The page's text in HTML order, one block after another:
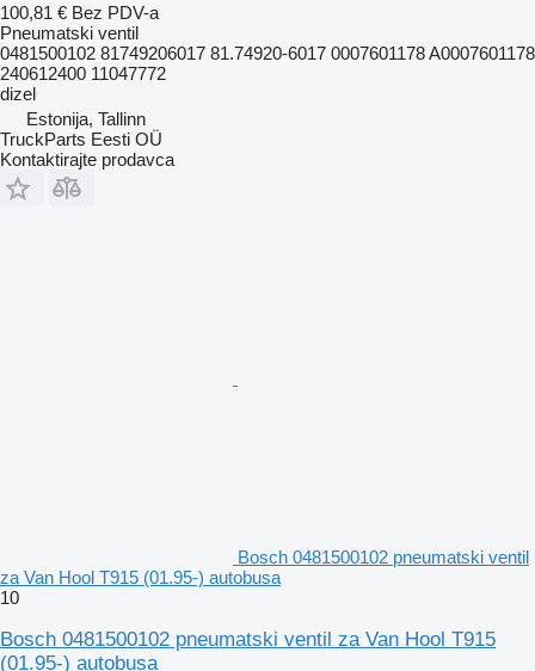
100,81 € Bez PDV-a
Pneumatski ventil
0481500102 81749206017 81.74920-6017 0007601178 A0007601178
240612400 11047772
dizel
Estonija, Tallinn
TruckParts Eesti OÜ
Kontaktirajte prodavca
Bosch 0481500102 pneumatski ventil
za Van Hool T915 (01.95-) autobusa
10
Bosch 0481500102 pneumatski ventil za Van Hool T915
(01.95-) autobusa